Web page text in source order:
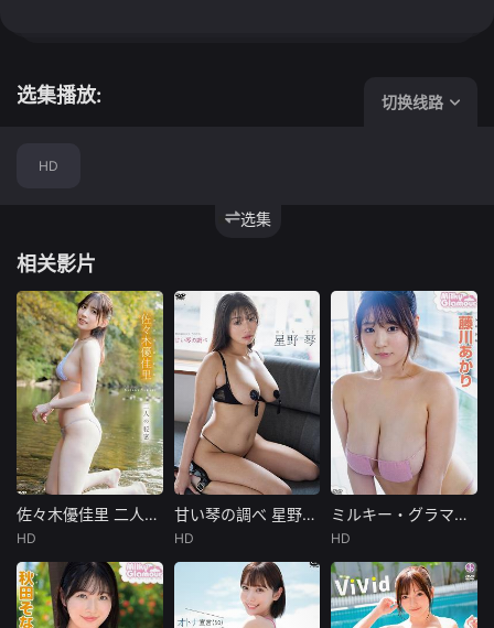
选集播放: 切换线路
选集
HD
相关影片
佐々木優佳里 二人の秘密 [TSDS-43049]
発売日： 2026/0
1/23製作年： --
佐々木優佳里 二人の秘密 [TSDS-43049]
HD
甘い琴の調べ 星野琴 [TSDS-43050]
発売日： 2026/0
1/23製作年： --
甘い琴の調べ 星野琴 [TSDS-43050]
HD
ミルキー・グラマー 藤川あかり [TSDS-43047]
発売日： 2025/1
2/19製作年： ---
ミルキー・グラマー 藤川あかり [TSDS-43047]
HD